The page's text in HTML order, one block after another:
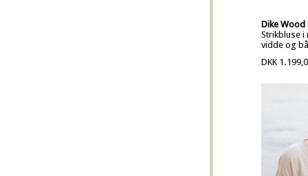
Dike Wood
Strikbluse i
vidde og
DKK